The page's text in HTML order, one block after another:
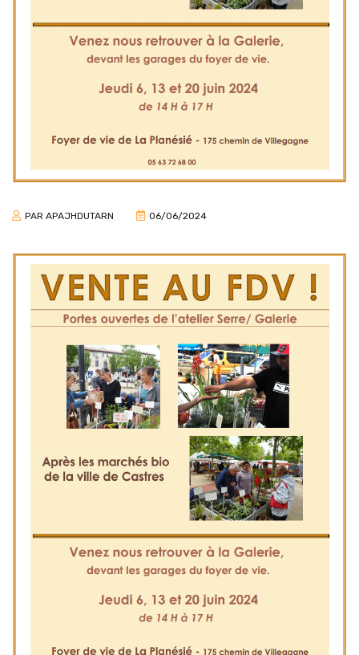
PAR APAJHDUTARN 06/06/2024